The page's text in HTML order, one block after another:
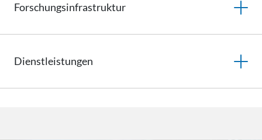
Forschungsinfrastruktur
Dienstleistungen